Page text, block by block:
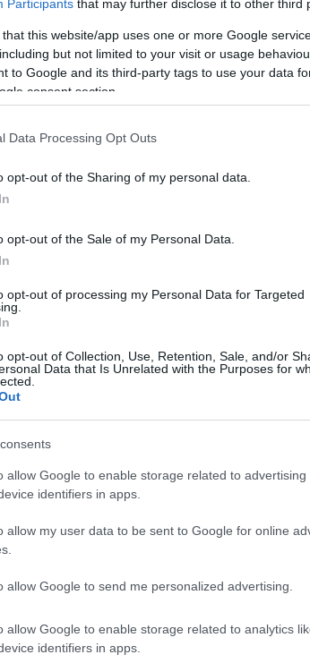
Participants that may further disclose it to other third
that this website/app uses one or more Google
but not limited to your visit or usage
to Google and its third-party tags to use your data
consent section.
Data Processing Opt Outs
opt-out of the Sharing of my personal data.
opt-out of the Sale of my Personal Data.
opt-out of processing my Personal Data for Targeted
opt-out of Collection, Use, Retention, Sale, and/or
Data that Is Unrelated with the Purposes for
allow Google to enable storage related to advertising
identifiers in apps.
allow my user data to be sent to Google for online
allow Google to send me personalized advertising.
allow Google to enable storage related to analytics
identifiers in apps.
qui
nella sezione Login
dal menù del sito o
Manager
Incidente Porto Cervo
di GalluraOggi.it
i tuoi video e le tue foto
+39 345 356 7512